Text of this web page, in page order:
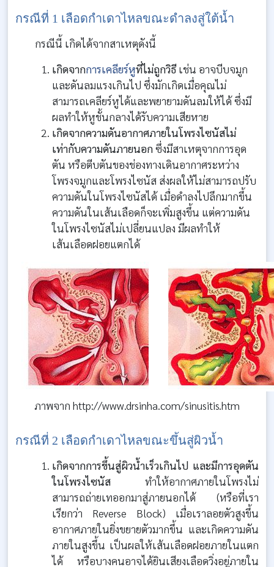
กรณีที่ 1 เลือดกำเดาไหลขณะดำลงสู่ใต้น้ำ
กรณีนี้ เกิดได้จากสาเหตุดังนี้
เกิดจากการเคลียร์หูที่ไม่ถูกวิธีเช่น อาจบีบจมูก
และดันลมแรงเกินไป ซึ่งมักเกิดเมื่อคุณไม่
สามารถเคลียร์หูได้และพยายามดันลมให้ได้ ซึ่งมี
ผลทำให้หูชั้นกลางได้รับความเสียหาย
เกิดจากความดันอากาศภายในโพรงไซนัสไม่
เท่ากับความดันภายนอกซึ่งมีสาเหตุจากการอุด
ตัน หรือตีบตันของช่องทางเดินอากาศระหว่าง
โพรงจมูกและโพรงไซนัส ส่งผลให้ไม่สามารถปรับ
ความดันในโพรงไซนัสได้ เมื่อดำลงไปลึกมากขึ้น
ความดันในเส้นเลือดก็จะเพิ่มสูงขึ้น แต่ความดัน
ในโพรงไซนัสไม่เปลี่ยนแปลง มีผลทำให้
เส้นเลือดฝอยแตกได้
ภาพจาก http://www.drsinha.com/sinusitis.htm
กรณีที่ 2 เลือดกำเดาไหลขณะขึ้นสู่ผิวน้ำ
เกิดจากการขึ้นสู่ผิวน้ำเร็วเกินไป และมีการอุดตัน
ในโพรงไซนัส ทำให้อากาศภายในโพรงไม่
สามารถถ่ายเทออกมาสู่ภายนอกได้ (หรือที่เรา
เรียกว่า Reverse Block) เมื่อเราลอยตัวสูงขึ้น
อากาศภายในยิ่งขยายตัวมากขึ้น และเกิดความดัน
ภายในสูงขึ้น เป็นผลให้เส้นเลือดฝอยภายในแตก
ได้ หรือบางคนอาจได้ยินเสียงเลือดวิ่งอยู่ภายใน